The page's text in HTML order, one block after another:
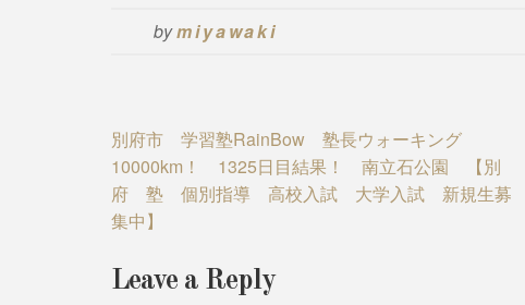
bymiyawaki
Post
navigation
別府市 学習塾RainBow 塾長ウォーキング
10000km！ 1325日目結果！ 南立石公園 【別
府 塾 個別指導 高校入試 大学入試 新規生募
集中】
Leave a Reply